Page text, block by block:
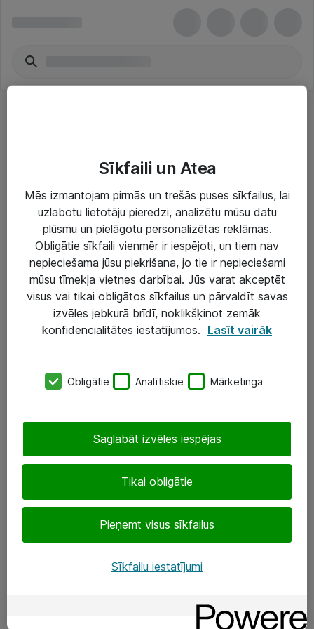
Risinājumi & Pakalpojumi
IT serviss un atbalsts
IT infrastruktūra
Darba vietu IT risinājumi
SIA „ATEA”
+(371) 67 81 90 50
eShop@atea.lv
Sekojiet mums
Sīkfaili un Atea
Mēs izmantojam pirmās un trešās puses sīkfailus, lai
uzlabotu lietotāju pieredzi, analizētu mūsu datu
plūsmu un pielāgotu personalizētas reklāmas.
Obligātie sīkfaili vienmēr ir iespējoti, un tiem nav
nepieciešama jūsu piekrišana, jo tie ir nepieciešami
mūsu tīmekļa vietnes darbībai. Jūs varat akceptēt
visus vai tikai obligātos sīkfailus un pārvaldīt savas
izvēles jebkurā brīdī, noklikšķinot zemāk
konfidencialitātes iestatījumos. Lasīt vairāk
Obligātie Analītiskie Mārketinga
Tikai obligātie
Pieņemt visus sīkfailus
Saglabāt izvēles iespējas
Sīkfailu iestatījumi